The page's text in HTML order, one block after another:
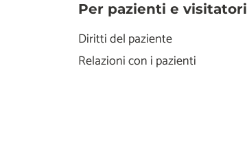
Per pazienti e visitatori
Diritti del paziente
Relazioni con i pazienti